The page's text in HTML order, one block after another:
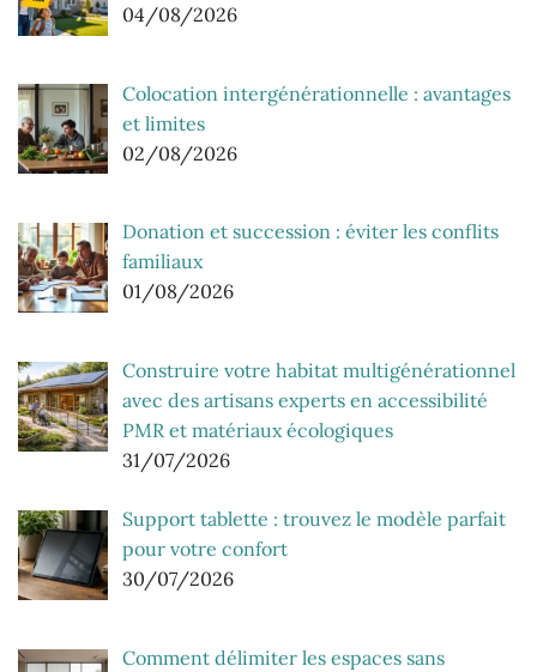
04/08/2026
Colocation intergénérationnelle : avantages
et limites
02/08/2026
Donation et succession : éviter les conflits
familiaux
01/08/2026
Construire votre habitat multigénérationnel
avec des artisans experts en accessibilité
PMR et matériaux écologiques
31/07/2026
Support tablette : trouvez le modèle parfait
pour votre confort
30/07/2026
Comment délimiter les espaces sans